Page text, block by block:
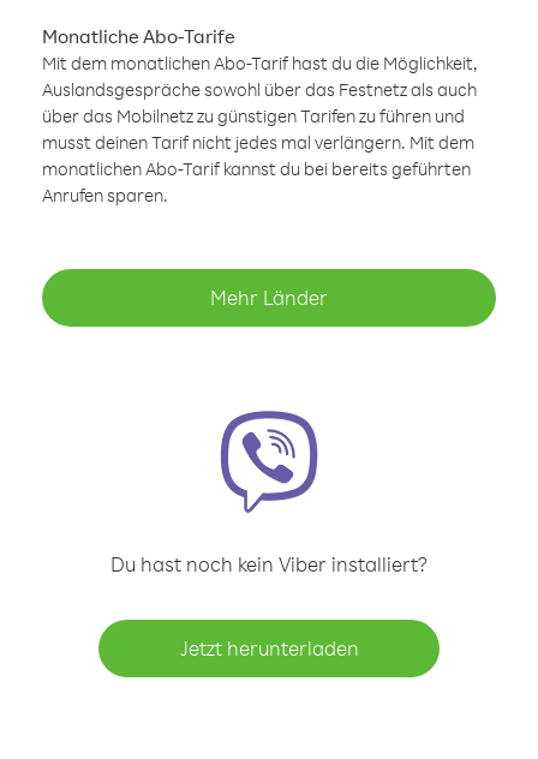
Monatliche Abo-Tarife
Mit dem monatlichen Abo-Tarif hast du die Möglichkeit,
Auslandsgespräche sowohl über das Festnetz als auch
über das Mobilnetz zu günstigen Tarifen zu führen und
musst deinen Tarif nicht jedes mal verlängern. Mit dem
monatlichen Abo-Tarif kannst du bei bereits geführten
Anrufen sparen.
Mehr Länder
Du hast noch kein Viber installiert?
Jetzt herunterladen